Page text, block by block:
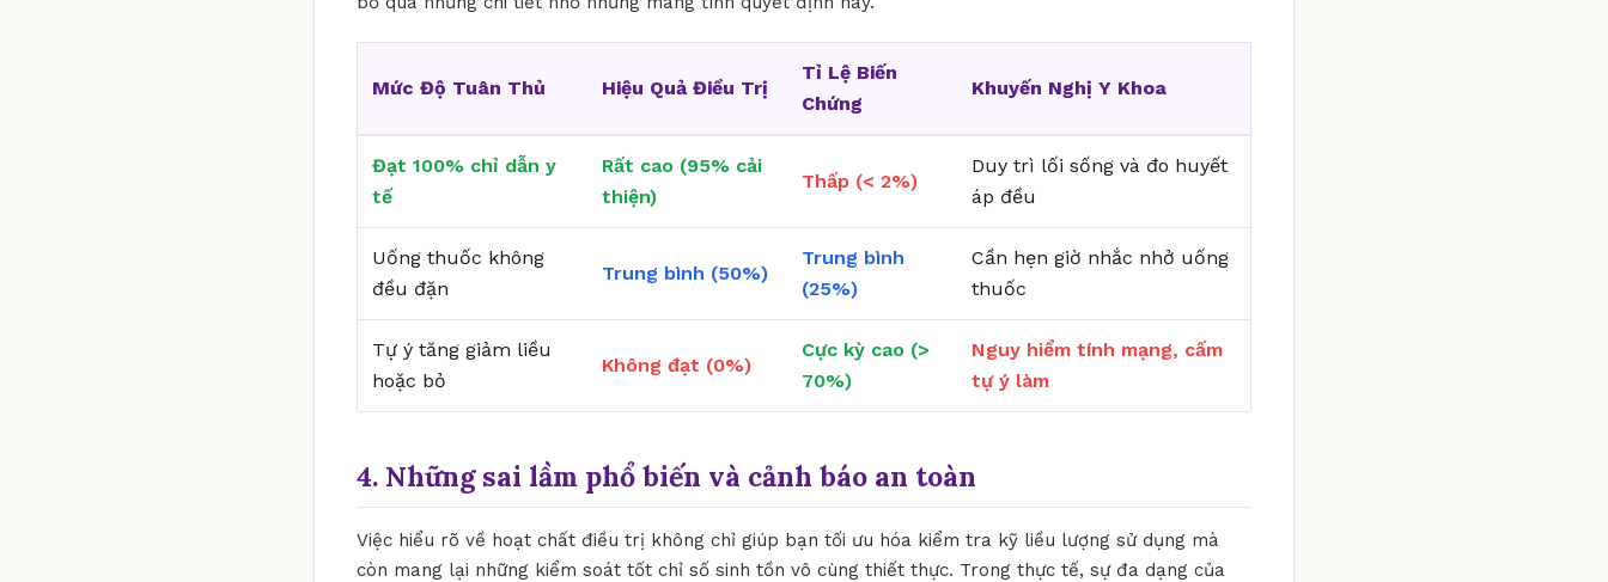
Mức Độ Tuân Thủ Hiệu Quả Điều Trị
Tỉ Lệ Biến
Chứng
Khuyến Nghị Y Khoa
Đạt 100% chỉ dẫn y
tế
Rất cao (95% cải
thiện)
Thấp (< 2%)
Duy trì lối sống và đo huyết
áp đều
Uống thuốc không
đều đặn
Trung bình (50%)
Trung bình
(25%)
Cần hẹn giờ nhắc nhở uống
thuốc
Tự ý tăng giảm liều
hoặc bỏ
Không đạt (0%)
Cực kỳ cao (>
70%)
Nguy hiểm tính mạng, cấm
tự ý làm
4. Những sai lầm phổ biến và cảnh báo an toàn
Việc hiểu rõ về hoạt chất điều trị không chỉ giúp bạn tối ưu hóa kiểm tra kỹ liều lượng sử dụng mà
còn mang lại những kiểm soát tốt chỉ số sinh tồn vô cùng thiết thực. Trong thực tế, sự đa dạng của